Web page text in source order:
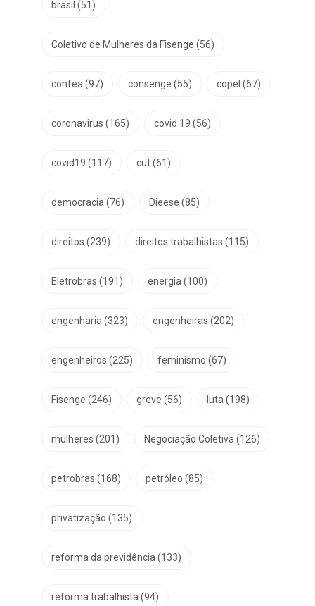
brasil (51)
Coletivo de Mulheres da Fisenge (56)
confea (97) consenge (55) copel (67)
coronavirus (165) covid 19 (56)
covid19 (117) cut(61)
democracia (76) Dieese (85)
direitos (239) direitos trabalhistas (115)
Eletrobras (191) energia (100)
engenharia (323) engenheiras (202)
engenheiros (225) feminismo (67)
Fisenge (246) greve (56) luta (198)
mulheres (201) Negociação Coletiva (126)
petrobras (168) petróleo (85)
privatização (135)
reforma da previdência (133)
reforma trabalhista (94)